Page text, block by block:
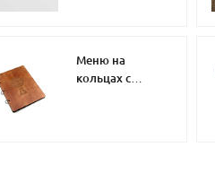
Меню на
кольцах с